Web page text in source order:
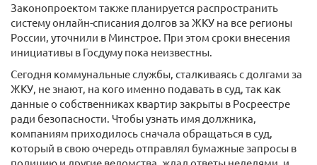
Законопроектом также планируется распространить
систему онлайн-списания долгов за ЖКУ на все регионы
России, уточнили в Минстрое. При этом сроки внесения
инициативы в Госдуму пока неизвестны.
Сегодня коммунальные службы, сталкиваясь с долгами за
ЖКУ, не знают, на кого именно подавать в суд, так как
данные о собственниках квартир закрыты в Росреестре
ради безопасности. Чтобы узнать имя должника,
компаниям приходилось сначала обращаться в суд,
который в свою очередь отправлял бумажные запросы в